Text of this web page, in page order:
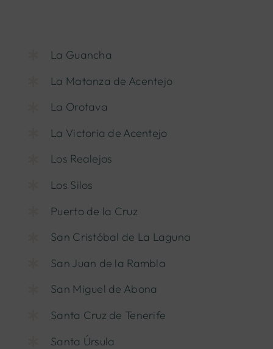
La Guancha
La Matanza de Acentejo
La Orotava
La Victoria de Acentejo
Los Realejos
Los Silos
Puerto de la Cruz
San Cristóbal de La Laguna
San Juan de la Rambla
San Miguel de Abona
Santa Cruz de Tenerife
Santa Úrsula